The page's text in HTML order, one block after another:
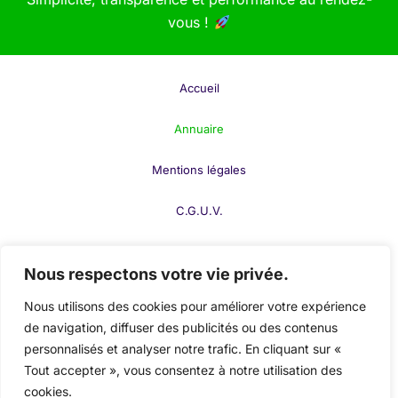
Nous respectons votre vie privée.
Nous utilisons des cookies pour améliorer votre expérience
de navigation, diffuser des publicités ou des contenus
personnalisés et analyser notre trafic. En cliquant sur «
Tout accepter », vous consentez à notre utilisation des
cookies.
L’ère numérique a profondément changé la manière
dont la recherche est diffusée. Grâce à Internet, les
bases de données académiqueset lesplateformes
comme
millions d’articles et de thèses.
Bases de Données
Académiques Populaires
trouver des articles académiques.
PubMed: Une base de données spécialisée
dans les sciences de la vie et la biomedicine.
JSTOR : Une plateforme qui offre l’accès à des
articles dans les arts et sciences humaines.
vous !
Accueil
Annuaire
Mentions légales
C.G.U.V.
Publier votre fiche
Mon compte